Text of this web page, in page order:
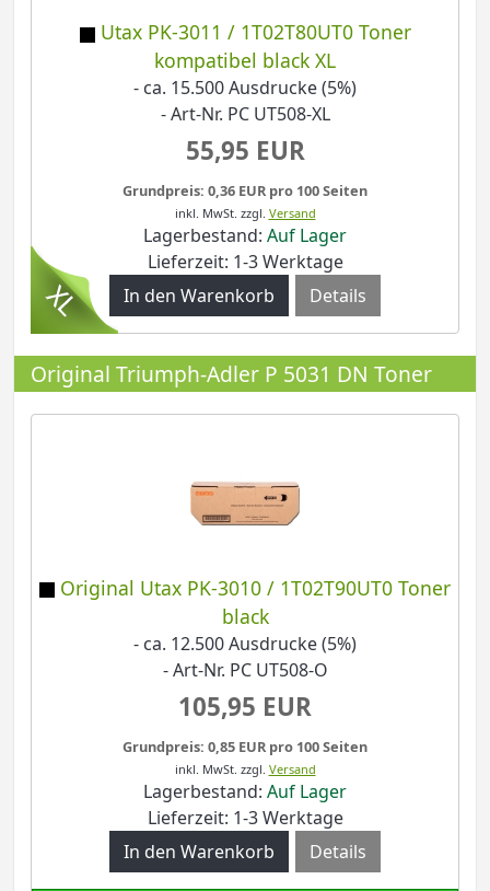
Utax PK-3011 / 1T02T80UT0 Toner
kompatibel black XL
- ca. 15.500 Ausdrucke (5%)
- Art-Nr. PC UT508-XL
55,95 EUR
Grundpreis: 0,36 EUR pro 100 Seiten
inkl. MwSt. zzgl. Versand
Lagerbestand: Auf Lager
Lieferzeit: 1-3 Werktage
Details
Original Triumph-Adler P 5031 DN Toner
Original Utax PK-3010 / 1T02T90UT0 Toner
black
- ca. 12.500 Ausdrucke (5%)
- Art-Nr. PC UT508-O
105,95 EUR
Grundpreis: 0,85 EUR pro 100 Seiten
inkl. MwSt. zzgl. Versand
Lagerbestand: Auf Lager
Lieferzeit: 1-3 Werktage
Details